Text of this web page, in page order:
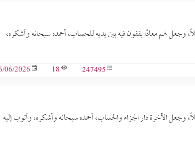
وجعل لهم معادًا يقفون فيه بين يديه للحساب، أحمده سبحانه وأشكره،
247495
18
06/2026
وجعل الآخرة دار الجزاء والحساب، أحمده سبحانه وأشكره، وأتوب إليه